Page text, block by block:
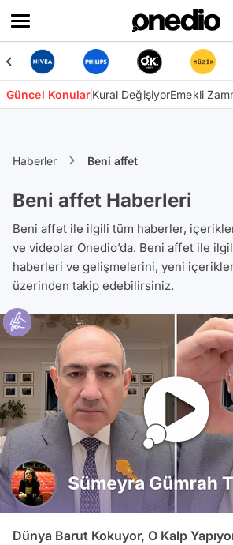
Güncel KonularKural DeğişiyorEmekli
Haberler Beni affet
Beni affet Haberleri
Beni affet ile ilgili tüm haberler,
ve videolar Onedio’da. Beni affet ile
haberleri ve gelişmelerini, yeni
üzerinden takip edebilirsiniz.
Dünya Barut Kokuyor, O Kalp